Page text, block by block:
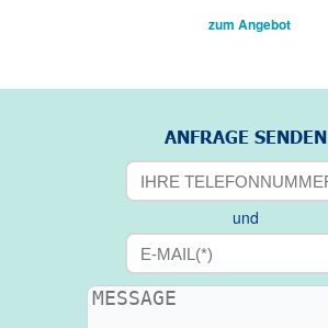
zum Angebot
ANFRAGE SENDEN
und